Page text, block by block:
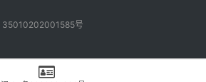
35010202001585号